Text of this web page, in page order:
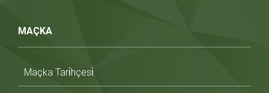
MAÇKA
Maçka Tari̇hçesi̇